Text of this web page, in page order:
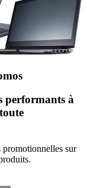
performants à
sur